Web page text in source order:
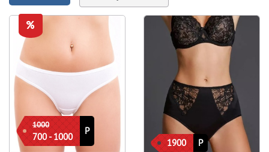
1000
700 - 1000
Р
1900 Р